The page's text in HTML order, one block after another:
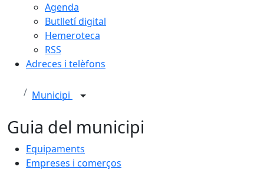
Agenda
Butlletí digital
Hemeroteca
RSS
Adreces i telèfons
Municipi
Guia del municipi
Equipaments
Empreses i comerços